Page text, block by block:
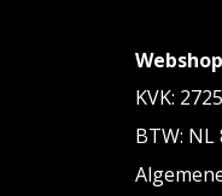
tot € 18,36 p/st
Webshop
KVK:
BTW: NL